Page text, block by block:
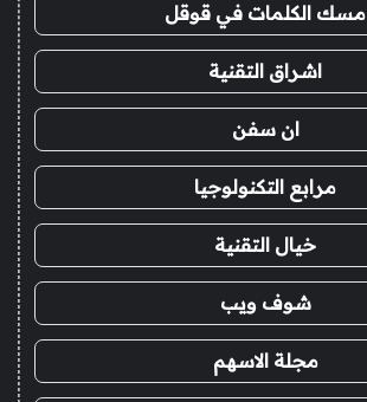
مسك الكلمات في قوقل
اشراق التقنية
ان سفن
مرابع التكنولوجيا
خيال التقنية
شوف ويب
مجلة الاسهم